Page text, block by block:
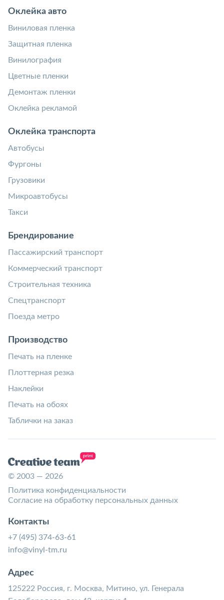
Оклейка авто
Виниловая пленка
Защитная пленка
Винилография
Цветные пленки
Демонтаж пленки
Оклейка рекламой
Оклейка транспорта
Автобусы
Фургоны
Грузовики
Микроавтобусы
Такси
Брендирование
Пассажирский транспорт
Коммерческий транспорт
Строительная техника
Спецтранспорт
Поезда метро
Производство
Печать на пленке
Плоттерная резка
Наклейки
Печать на обоях
Таблички на заказ
© 2003 — 2026
Политика конфиденциальности
Согласие на обработку персональных данных
Контакты
+7 (495) 374-63-61
info@vinyl-tm.ru
Адрес
125222 Россия, г. Москва, Митино, ул. Генерала